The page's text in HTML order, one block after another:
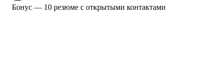
Бонус — 10 резюме с открытыми контактами